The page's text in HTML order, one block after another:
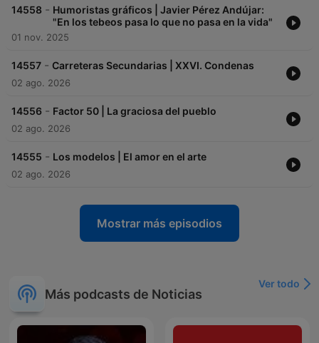
14558 - Humoristas gráficos | Javier Pérez Andújar:
"En los tebeos pasa lo que no pasa en la vida"
01 nov. 2025
14557 - Carreteras Secundarias | XXVI. Condenas
02 ago. 2026
14556 - Factor 50 | La graciosa del pueblo
02 ago. 2026
14555 - Los modelos | El amor en el arte
02 ago. 2026
Mostrar más episodios
Más podcasts de Noticias
Ver todo